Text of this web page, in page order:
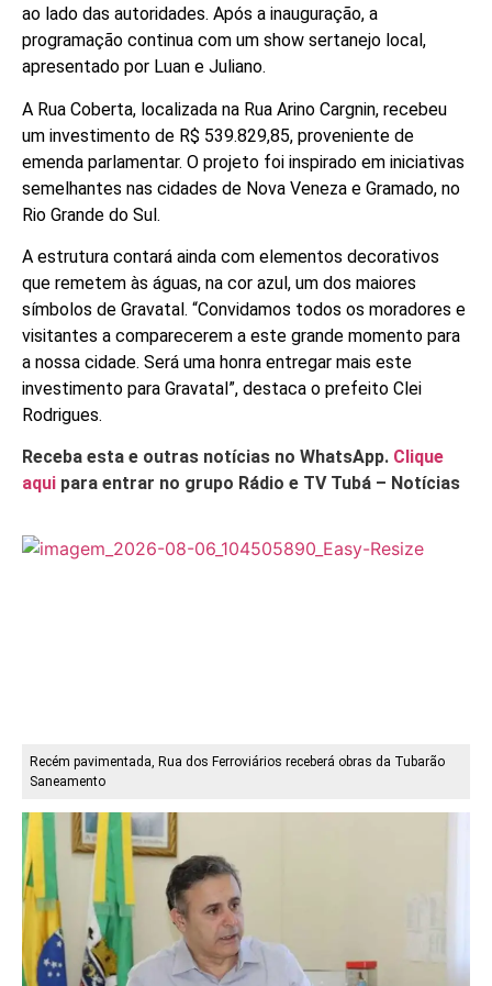
ao lado das autoridades. Após a inauguração, a
programação continua com um show sertanejo local,
apresentado por Luan e Juliano.
A Rua Coberta, localizada na Rua Arino Cargnin, recebeu
um investimento de R$ 539.829,85, proveniente de
emenda parlamentar. O projeto foi inspirado em iniciativas
semelhantes nas cidades de Nova Veneza e Gramado, no
Rio Grande do Sul.
A estrutura contará ainda com elementos decorativos
que remetem às águas, na cor azul, um dos maiores
símbolos de Gravatal. “Convidamos todos os moradores e
visitantes a comparecerem a este grande momento para
a nossa cidade. Será uma honra entregar mais este
investimento para Gravatal”, destaca o prefeito Clei
Rodrigues.
Receba esta e outras notícias no WhatsApp. Clique
aqui para entrar no grupo Rádio e TV Tubá – Notícias
Recém pavimentada, Rua dos Ferroviários receberá obras da Tubarão
Saneamento